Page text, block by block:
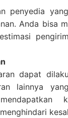
penyedia
Anda bisa
dapat
lainnya